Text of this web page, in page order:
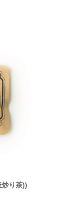
炒り茶))